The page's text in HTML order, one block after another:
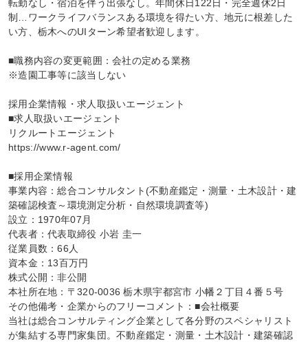
転勤なし・宿泊を伴う出張なし。年間休日122日・完全週休2日
制…ワークライフバランスある環境を得たい方、地元に根差した
い方、栃木へのUIターン希望者歓迎します。
■職務内容の変更範囲：会社の定める業務
※造園工事等に該当しない
採用企業情報・求人取扱いエージェント
■求人取扱いエージェント
リクルートエージェント
https://www.r-agent.com/
■採用企業情報
事業内容：総合コンサルタント(不動産鑑定・測量・土木設計・建
築確認検査～環境測定分析・自然環境調査等)
設立：1970年07月
代表者：代表取締役 小岩 圭一
従業員数：66人
資本金：13百万円
株式公開：非公開
本社所在地：〒320-0036 栃木県宇都宮市 小幡２丁目４番５号
その他備考・企業からのフリーコメント：■会社概要
当社は総合コンサルティング企業として各分野のスペシャリスト
が集結する専門家集団。不動産鑑定・測量・土木設計・建築確認